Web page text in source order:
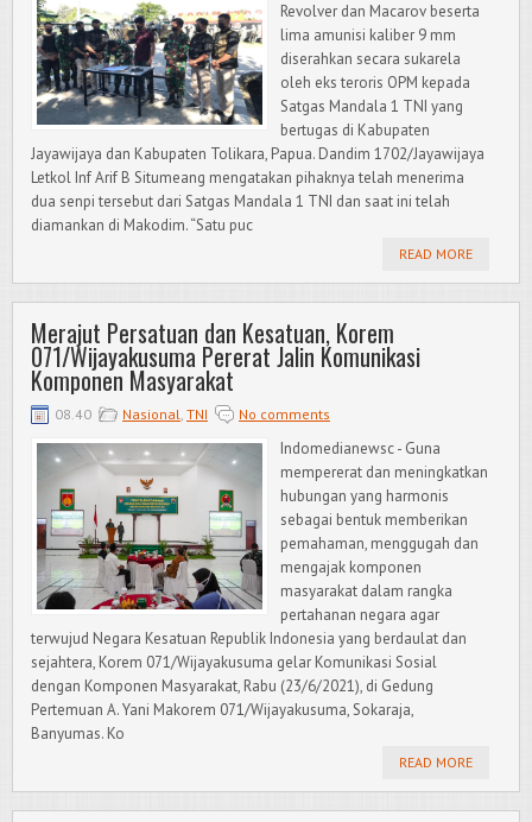
Revolver dan Macarov beserta
lima amunisi kaliber 9 mm
diserahkan secara sukarela
oleh eks teroris OPM kepada
Satgas Mandala 1 TNI yang
bertugas di Kabupaten
Jayawijaya dan Kabupaten Tolikara, Papua. Dandim 1702/Jayawijaya
Letkol Inf Arif B Situmeang mengatakan pihaknya telah menerima
dua senpi tersebut dari Satgas Mandala 1 TNI dan saat ini telah
diamankan di Makodim. “Satu puc
READ MORE
Merajut Persatuan dan Kesatuan, Korem
071/Wijayakusuma Pererat Jalin Komunikasi
Komponen Masyarakat
08.40 Nasional, TNI No comments
Indomedianewsc - Guna
mempererat dan meningkatkan
hubungan yang harmonis
sebagai bentuk memberikan
pemahaman, menggugah dan
mengajak komponen
masyarakat dalam rangka
pertahanan negara agar
terwujud Negara Kesatuan Republik Indonesia yang berdaulat dan
sejahtera, Korem 071/Wijayakusuma gelar Komunikasi Sosial
dengan Komponen Masyarakat, Rabu (23/6/2021), di Gedung
Pertemuan A. Yani Makorem 071/Wijayakusuma, Sokaraja,
Banyumas. Ko
READ MORE